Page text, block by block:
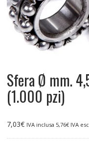
Sfera Ø mm.
(1.000 pzi)
7,03€ IVA inclusa 5,76€IVA